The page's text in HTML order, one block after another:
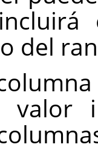
del
valor